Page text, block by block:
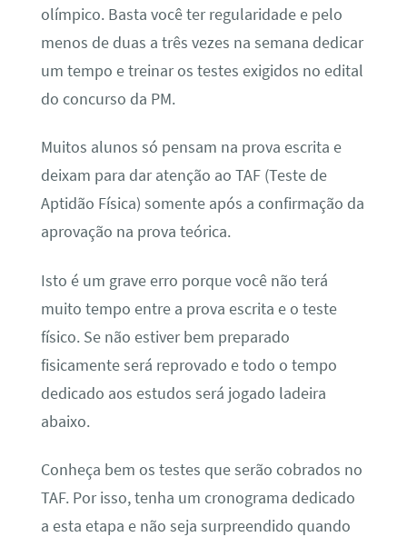
olímpico. Basta você ter regularidade e pelo
menos de duas a três vezes na semana dedicar
um tempo e treinar os testes exigidos no edital
do concurso da PM.
Muitos alunos só pensam na prova escrita e
deixam para dar atenção ao TAF (Teste de
Aptidão Física) somente após a confirmação da
aprovação na prova teórica.
Isto é um grave erro porque você não terá
muito tempo entre a prova escrita e o teste
físico. Se não estiver bem preparado
fisicamente será reprovado e todo o tempo
dedicado aos estudos será jogado ladeira
abaixo.
Conheça bem os testes que serão cobrados no
TAF. Por isso, tenha um cronograma dedicado
a esta etapa e não seja surpreendido quando